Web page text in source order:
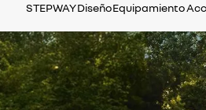
STEPWAYDiseñoEquipamiento